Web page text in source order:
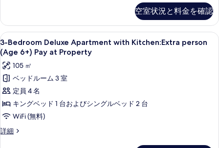
at
Property
の
す
べ
て
の
写
真
15F~21F
w/
Kitchen,
Extra
Person
Fee
(Age
6+)
Pay
at
の
詳
細
空室状況と料金を確認
3-
Bedroom
Deluxe
Apartment
with
Kitchen:Extra
person
(Age
6+)
Pay
10
3-Bedroom Deluxe Apartment with Kitchen:Extra person
(Age 6+) Pay at Property
105 ㎡
ベッドルーム 3 室
定員 4 名
キングベッド 1 台およびシングルベッド 2 台
WiFi (無料)
詳細
3-